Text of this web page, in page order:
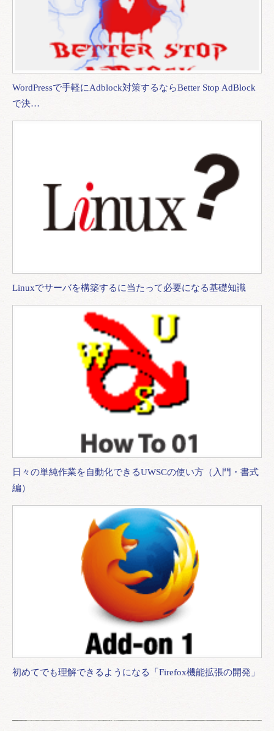
WordPressで手軽にAdblock対策するならBetter Stop AdBlock
で決…
Linuxでサーバを構築するに当たって必要になる基礎知識
日々の単純作業を自動化できるUWSCの使い方（入門・書式
編）
初めてでも理解できるようになる「Firefox機能拡張の開発」